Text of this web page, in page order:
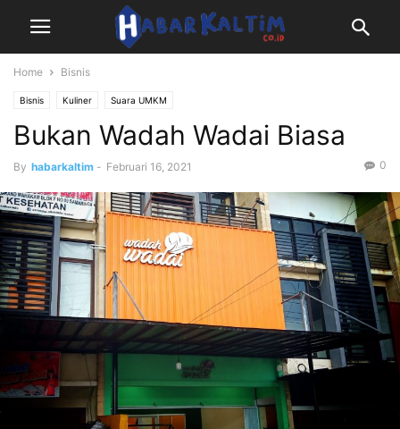
Home Bisnis
Bisnis Kuliner Suara UMKM
Bukan Wadah Wadai Biasa
By habarkaltim - Februari 16, 2021 0